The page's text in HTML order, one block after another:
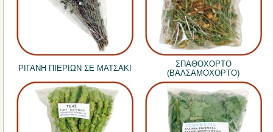
ΡΙΓΑΝΗ ΠΙΕΡΙΩΝ ΣΕ ΜΑΤΣΑΚΙ
ΣΠΑΘΟΧΟΡΤΟ
(ΒΑΛΣΑΜΟΧΟΡΤΟ)